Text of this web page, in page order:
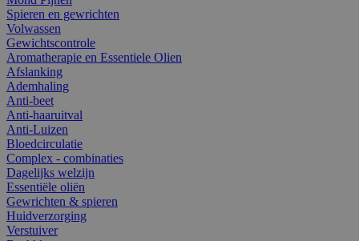
Spieren en gewrichten
Volwassen
Gewichtscontrole
Aromatherapie en Essentiele Olien
Afslanking
Ademhaling
Anti-beet
Anti-haaruitval
Anti-Luizen
Bloedcirculatie
Complex - combinaties
Dagelijks welzijn
Essentiële oliën
Gewrichten & spieren
Huidverzorging
Verstuiver